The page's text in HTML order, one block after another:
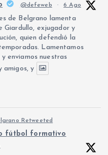
@defeweb · 6 Ago
de Belgrano lamenta
Giardullo, exjugador y
quien defendió la
Lamentamos
enviamos nuestras
amigos, y
Retweeted
fútbol formativo